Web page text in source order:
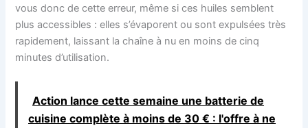
vous donc de cette erreur, même si ces huiles semblent
plus accessibles : elles s’évaporent ou sont expulsées très
rapidement, laissant la chaîne à nu en moins de cinq
minutes d’utilisation.
Action lance cette semaine une batterie de
cuisine complète à moins de 30 € : l'offre à ne